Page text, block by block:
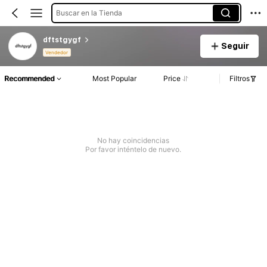
Buscar en la Tienda
dftstgygf
Vendedor
Seguir
Recommended Most Popular Price Filtros
No hay coincidencias
Por favor inténtelo de nuevo.